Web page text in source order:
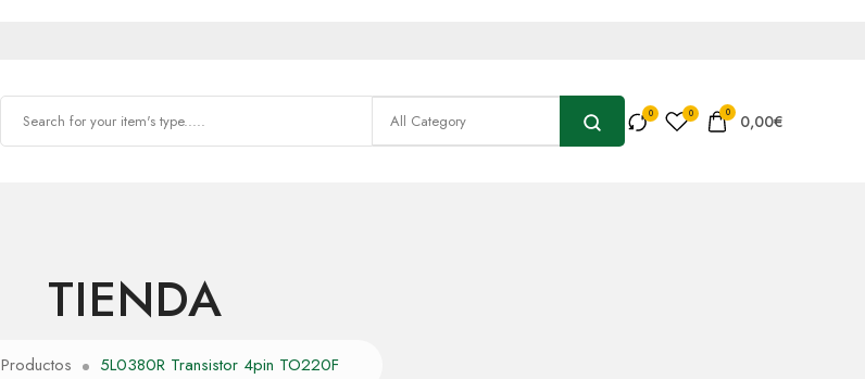
0 0,00€
TIENDA
Productos 5L0380R Transistor 4pin TO220F